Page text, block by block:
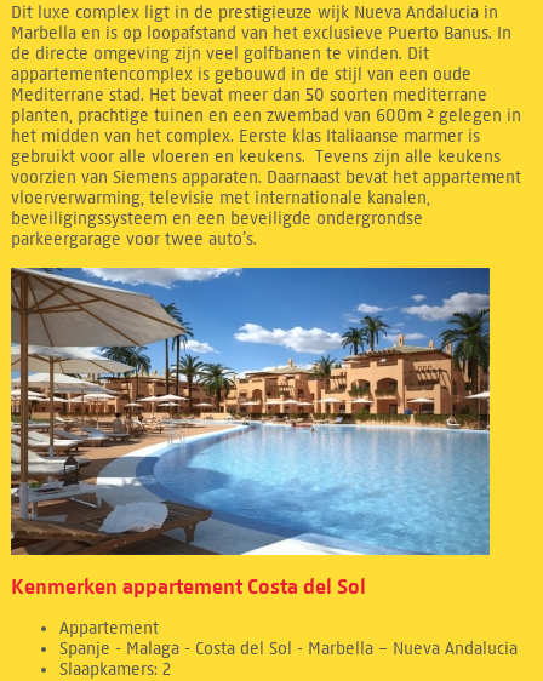
Dit luxe complex ligt in de prestigieuze wijk Nueva Andalucia in
Marbella en is op loopafstand van het exclusieve Puerto Banus. In
de directe omgeving zijn veel golfbanen te vinden. Dit
appartementencomplex is gebouwd in de stijl van een oude
Mediterrane stad. Het bevat meer dan 50 soorten mediterrane
planten, prachtige tuinen en een zwembad van 600m ² gelegen in
het midden van het complex. Eerste klas Italiaanse marmer is
gebruikt voor alle vloeren en keukens. Tevens zijn alle keukens
voorzien van Siemens apparaten. Daarnaast bevat het appartement
vloerverwarming, televisie met internationale kanalen,
beveiligingssysteem en een beveiligde ondergrondse
parkeergarage voor twee auto’s.
Kenmerken appartement Costa del Sol
Appartement
Spanje - Malaga - Costa del Sol - Marbella – Nueva Andalucia
Slaapkamers: 2